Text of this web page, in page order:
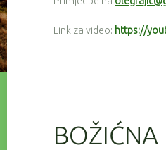
Link za video: https://
BOŽIĆNA